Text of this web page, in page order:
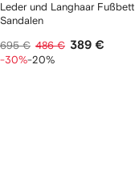
Leder und Langhaar Fußbett
Sandalen
695 € 486 € 389 €
-30%-20%